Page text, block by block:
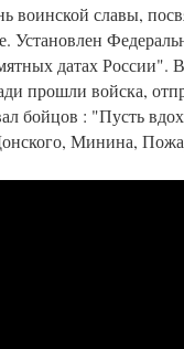
воинской славы,
Установлен
датах России".
прошли войска,
бойцов : "Пусть
Минина,